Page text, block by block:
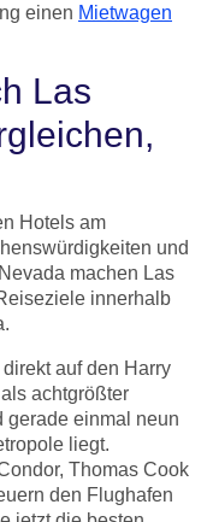
einen Mietwagen
Las
Hotels am
und
machen Las
innerhalb
auf den Harry
achtgrößter
gerade einmal neun
liegt.
Thomas Cook
den Flughafen